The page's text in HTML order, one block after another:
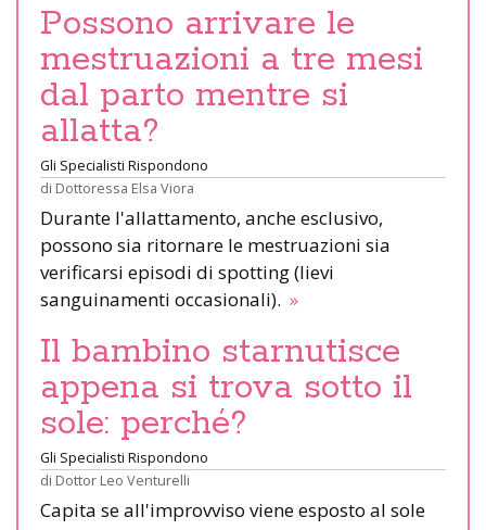
Possono arrivare le
mestruazioni a tre mesi
dal parto mentre si
allatta?
Gli Specialisti Rispondono
di Dottoressa Elsa Viora
Durante l'allattamento, anche esclusivo,
possono sia ritornare le mestruazioni sia
verificarsi episodi di spotting (lievi
sanguinamenti occasionali). »
Il bambino starnutisce
appena si trova sotto il
sole: perché?
Gli Specialisti Rispondono
di Dottor Leo Venturelli
Capita se all'improvviso viene esposto al sole